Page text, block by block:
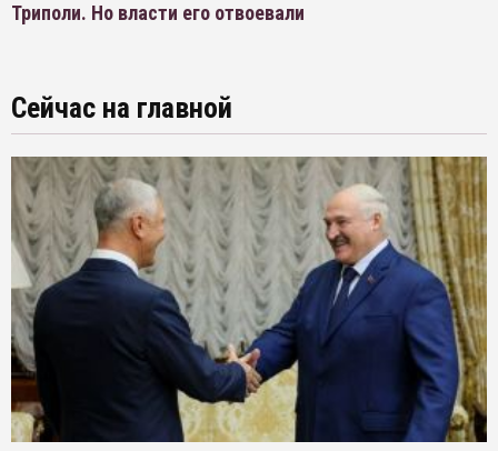
Триполи. Но власти его отвоевали
Сейчас на главной